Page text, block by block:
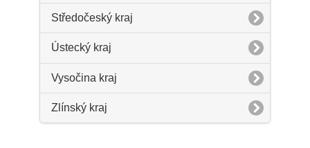
Středočeský kraj
Ústecký kraj
Vysočina kraj
Zlínský kraj